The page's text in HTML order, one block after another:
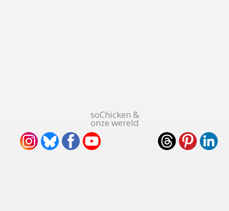
soChicken &
onze wereld